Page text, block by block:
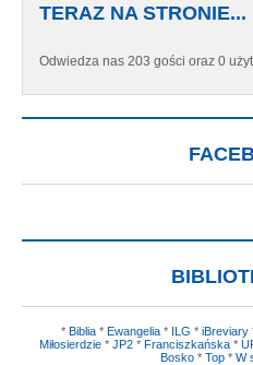
TERAZ NA STRONIE...
Odwiedza nas 203 gości oraz 0
* Biblia* Ewangelia* ILG * iBreviary
Miłosierdzie * JP2 * Franciszkańska *
Bosko* Top* W